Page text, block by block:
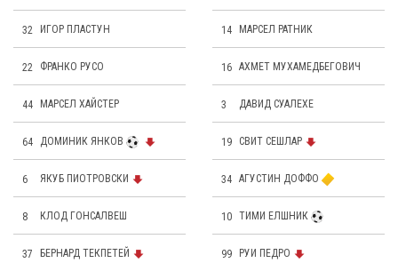
32 ИГОР ПЛАСТУН
22 ФРАНКО РУСО
44 МАРСЕЛ ХAЙСТЕР
64 ДОМИНИК ЯНКОВ
6 ЯКУБ ПИОТРОВСКИ
8 КЛОД ГОНСАЛВЕШ
37 БЕРНАРД ТЕКПЕТЕЙ
14 МАРСЕЛ РАТНИК
16 АХМЕТ МУХАМЕДБЕГОВИЧ
3 ДАВИД СУАЛЕХЕ
19 СВИТ СЕШЛАР
34 АГУСТИН ДОФФО
10 ТИМИ ЕЛШНИК
99 РУИ ПЕДРО